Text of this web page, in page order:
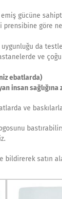
gücüne
göre
da
ve çoğu
ebatlarda)
insan
ve
satın